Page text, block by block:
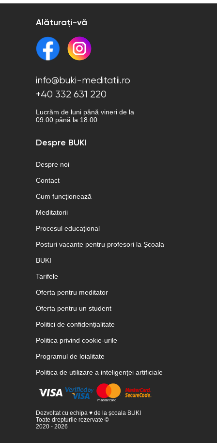
Alăturați-vă
info@buki-meditatii.ro
+40 332 631 220
Lucrăm de luni până vineri de la
09:00 până la 18:00
Despre BUKI
Despre noi
Contact
Cum funcționează
Meditatorii
Procesul educațional
Posturi vacante pentru profesori la Școala
BUKI
Tarifele
Oferta pentru meditator
Oferta pentru un student
Politici de confidențialitate
Politica privind cookie-urile
Programul de loialitate
Politica de utilizare a inteligenței artificiale
Dezvoltat cu echipa ♥ de la școala BUKI
Toate drepturile rezervate ©
2020 - 2026